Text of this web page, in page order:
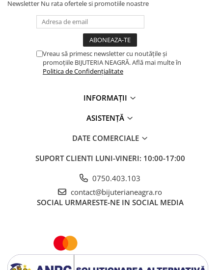
Newsletter Nu rata ofertele si promotiile noastre
Vreau să primesc newsletter cu noutățile și
promoțiile BIJUTERIA NEAGRĂ. Află mai multe în
Politica de Confidențialitate
INFORMAȚII
ASISTENȚĂ
DATE COMERCIALE
SUPORT CLIENTI LUNI-VINERI: 10:00-17:00
0750.403.103
contact@bijuterianeagra.ro
SOCIAL URMARESTE-NE IN SOCIAL MEDIA